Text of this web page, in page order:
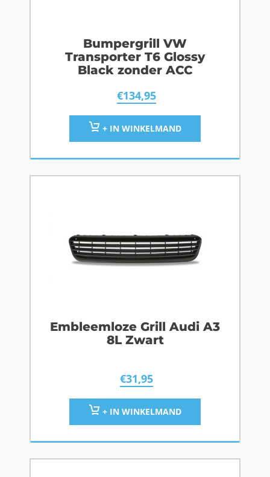
Bumpergrill VW
Transporter T6 Glossy
Black zonder ACC
€134,95
+ IN WINKELMAND
Embleemloze Grill Audi A3
8L Zwart
€31,95
+ IN WINKELMAND